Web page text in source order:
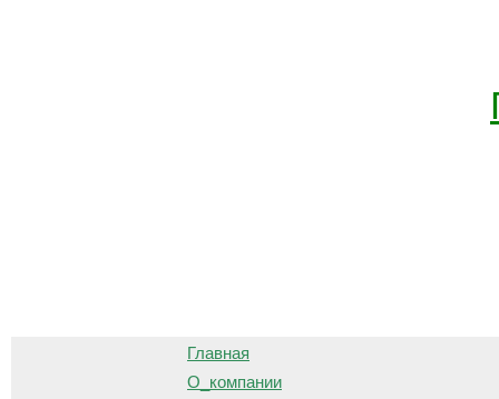
Главная
О_компании